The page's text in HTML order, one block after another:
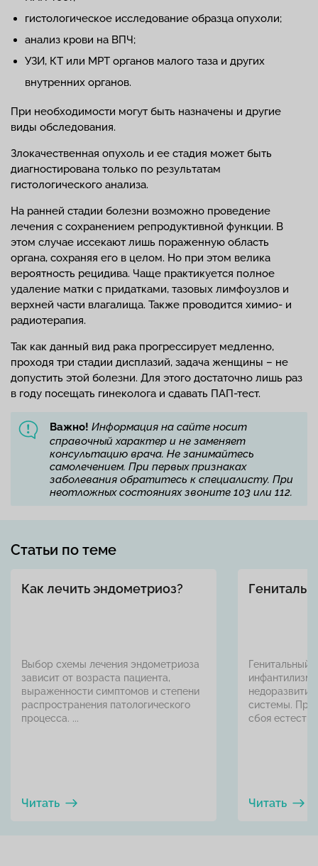
гистологическое исследование образца опухоли;
анализ крови на ВПЧ;
УЗИ, КТ или МРТ органов малого таза и других
внутренних органов.
При необходимости могут быть назначены и другие
виды обследования.
Злокачественная опухоль и ее стадия может быть
диагностирована только по результатам
гистологического анализа.
На ранней стадии болезни возможно проведение
лечения с сохранением репродуктивной функции. В
этом случае иссекают лишь пораженную область
органа, сохраняя его в целом. Но при этом велика
вероятность рецидива. Чаще практикуется полное
удаление матки с придатками, тазовых лимфоузлов и
верхней части влагалища. Также проводится химио- и
радиотерапия.
Так как данный вид рака прогрессирует медленно,
проходя три стадии дисплазий, задача женщины – не
допустить этой болезни. Для этого достаточно лишь раз
в году посещать гинеколога и сдавать ПАП-тест.
Важно! Информация на сайте носит
справочный характер и не заменяет
консультацию врача. Не занимайтесь
самолечением. При первых признаках
заболевания обратитесь к специалисту. При
неотложных состояниях звоните 103 или 112.
Статьи по теме
Как лечить эндометриоз?
Выбор схемы лечения эндометриоза
зависит от возраста пациента,
выраженности симптомов и степени
распространения патологического
процесса. ...
Читать
Генитальный,
инфантилизм
системы.
сбоя
Читать